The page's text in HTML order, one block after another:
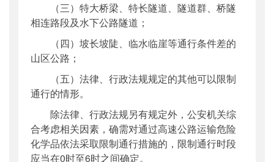
（三）特大桥梁、特长隧道、隧道群、桥隧
相连路段及水下公路隧道；
（四）坡长坡陡、临水临崖等通行条件差的
山区公路；
（五）法律、行政法规规定的其他可以限制
通行的情形。
除法律、行政法规另有规定外，公安机关综
合考虑相关因素，确需对通过高速公路运输危险
化学品依法采取限制通行措施的，限制通行时段
应当在0时至6时之间确定。